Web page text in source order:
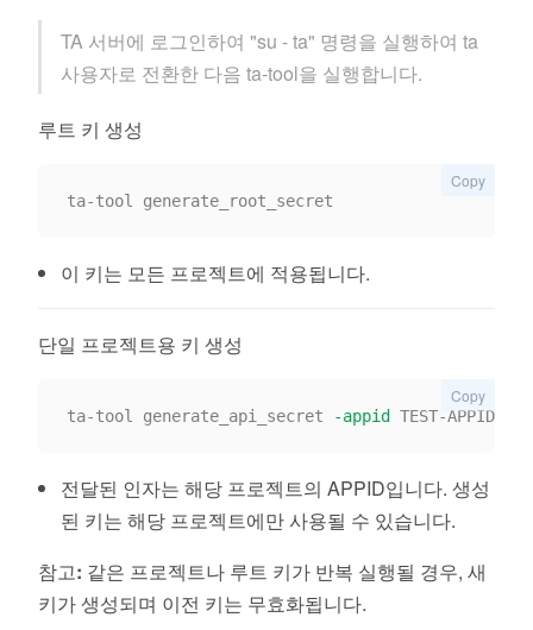
TA 서버에 로그인하여 "su - ta" 명령을 실행하여 ta
사용자로 전환한 다음 ta-tool을 실행합니다.
루트 키 생성
Copy
이 키는 모든 프로젝트에 적용됩니다.
단일 프로젝트용 키 생성
ta-tool generate_api_secret -appid
Copy
전달된 인자는 해당 프로젝트의 APPID입니다. 생성
된 키는 해당 프로젝트에만 사용될 수 있습니다.
참고: 같은 프로젝트나 루트 키가 반복 실행될 경우, 새
키가 생성되며 이전 키는 무효화됩니다.